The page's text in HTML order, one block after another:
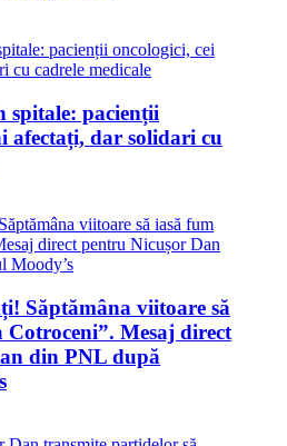
spitale: pacienții
afectați, dar solidari cu
Săptămâna viitoare să
Cotroceni”. Mesaj direct
din PNL după